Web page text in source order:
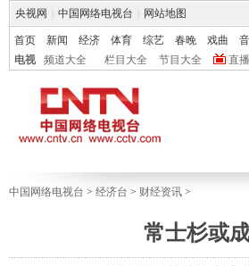
央视网 中国网络电视台 网站地图
首页 新闻 经济 体育 综艺 春晚 戏曲
电视
频道大全 栏目大全 节目大全 直
中国网络电视台 > 经济台 > 财经资讯 >
常士杉或